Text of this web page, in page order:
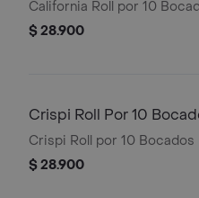
California Roll por 10
$ 28.900
Crispi Roll Por 10
Crispi Roll por 10 Bocados
$ 28.900